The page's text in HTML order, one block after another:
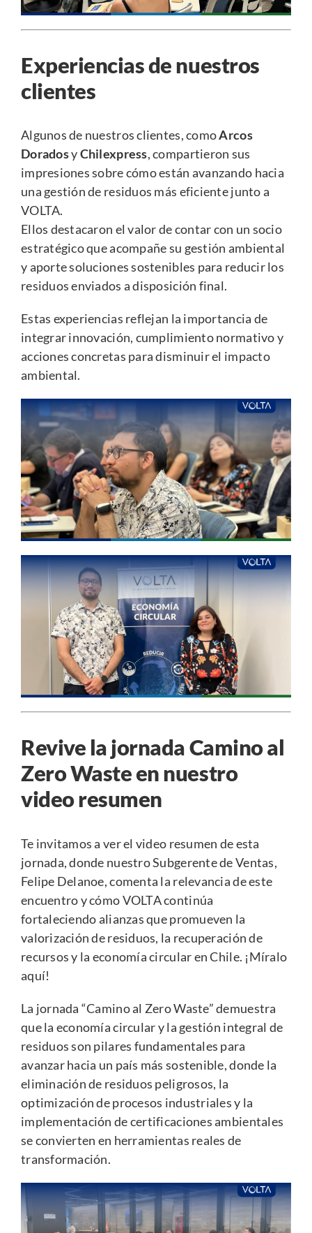
Experiencias de nuestros
clientes
Algunos de nuestros clientes, comoArcos
DoradosyChilexpress, compartieron sus
impresiones sobre cómo están avanzando hacia
una gestión de residuos más eficiente junto a
VOLTA.
Ellos destacaron el valor de contar con un socio
estratégico que acompañe su gestión ambiental
y aporte soluciones sostenibles para reducir los
residuos enviados a disposición final.
Estas experiencias reflejan la importancia de
integrar innovación, cumplimiento normativo y
acciones concretas para disminuir el impacto
ambiental.
Revive la jornada Camino al
Zero Waste en nuestro
video resumen
Te invitamos a ver el video resumen de esta
jornada, donde nuestro Subgerente de Ventas,
Felipe Delanoe, comenta la relevancia de este
encuentro y cómo VOLTA continúa
fortaleciendo alianzas que promueven la
valorización de residuos, la recuperación de
recursos y la economía circular en Chile. ¡Míralo
aquí!
La jornada “Camino al Zero Waste” demuestra
que la economía circular y la gestión integral de
residuos son pilares fundamentales para
avanzar hacia un país más sostenible, donde la
eliminación de residuos peligrosos, la
optimización de procesos industriales y la
implementación de certificaciones ambientales
se convierten en herramientas reales de
transformación.